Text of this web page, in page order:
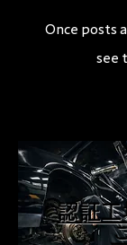
Once posts
see
認証